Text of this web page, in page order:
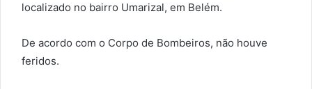
localizado no bairro Umarizal, em Belém.
De acordo com o Corpo de Bombeiros, não houve
feridos.